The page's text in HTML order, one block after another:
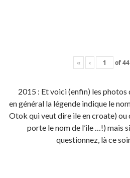
« ‹ of44
2015 : Et voici (enfin) les
en général la légende indique le
Otok qui veut dire ile en croate) ou
porte le nom de l’ile …!) mais
questionnez, là ce